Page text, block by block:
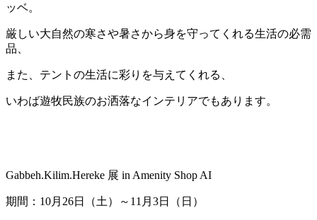
ッベ。
厳しい大自然の寒さや暑さから身を守ってくれる生活の必需
品、
また、テントの生活に彩りを与えてくれる、
いわば遊牧民族のお洒落なインテリアでもあります。
Gabbeh.Kilim.Hereke 展 in Amenity Shop AI
期間：10月26日（土）～11月3日（日）